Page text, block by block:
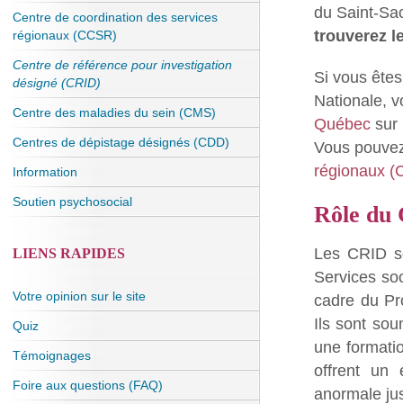
du Saint-
trouverez
Si vous
Nationale,
Québec sur
Vous
régionaux
Rôle du
Les CRID
Services
cadre du
Ils sont
une
offrent un
anormale
Centre de coordination des services
régionaux (CCSR)
Centre de référence pour investigation
désigné (CRID)
Centre des maladies du sein (CMS)
Centres de dépistage désignés (CDD)
Information
Soutien psychosocial
LIENS RAPIDES
Votre opinion sur le site
Quiz
Témoignages
Foire aux questions (FAQ)